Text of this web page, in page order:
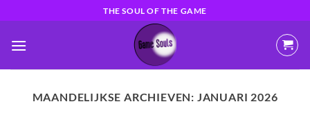
naar
inhoud
THE SOUL OF THE GAME
MAANDELIJKSE ARCHIEVEN: JANUARI 2026